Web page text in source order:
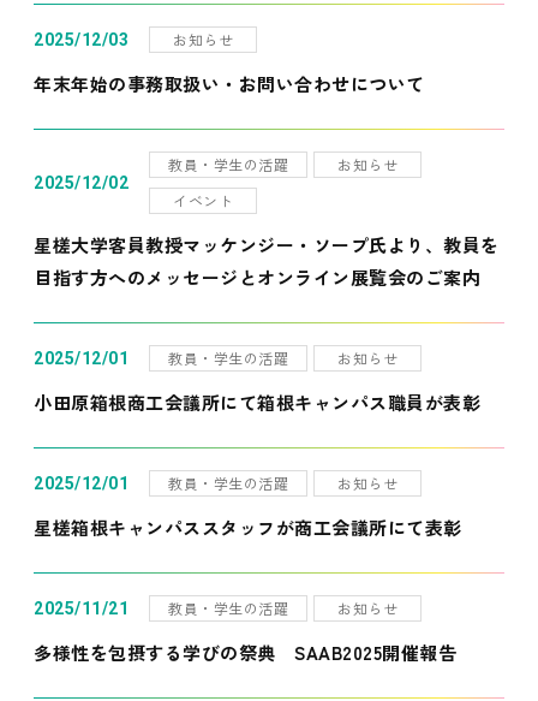
2025/12/03 お知らせ
年末年始の事務取扱い・お問い合わせについて
2025/12/02
教員・学生の活躍
お知らせ
イベント
星槎大学客員教授マッケンジー・ソープ氏より、教員を
目指す方へのメッセージとオンライン展覧会のご案内
2025/12/01 教員・学生の活躍 お知らせ
小田原箱根商工会議所にて箱根キャンパス職員が表彰
2025/12/01 教員・学生の活躍 お知らせ
星槎箱根キャンパススタッフが商工会議所にて表彰
2025/11/21 教員・学生の活躍 お知らせ
多様性を包摂する学びの祭典 SAAB2025開催報告